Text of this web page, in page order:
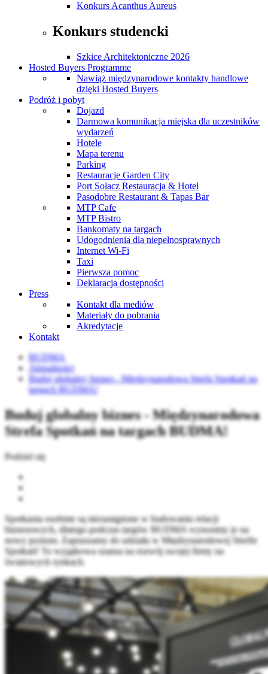
Konkurs Acanthus Aureus
Konkurs studencki
Szkice Architektoniczne 2026
Hosted Buyers Programme
Nawiąż międzynarodowe kontakty handlowe
dzięki Hosted Buyers
Podróż i pobyt
Dojazd
Darmowa komunikacja miejska dla uczestników
wydarzeń
Hotele
Mapa terenu
Parking
Restauracje Garden City
Port Sołacz Restauracja & Hotel
Pasodobre Restaurant & Tapas Bar
MTP Cafe
MTP Bistro
Bankomaty na targach
Udogodnienia dla niepełnosprawnych
Internet Wi-Fi
Taxi
Pierwsza pomoc
Deklaracja dostępności
Press
Kontakt dla mediów
Materiały do pobrania
Akredytacje
Kontakt
BUDMA
Aktualności
Buduj globalny biznes - Międzynarodowa Strefa Spotkań na
targach BUDMA!
Buduj globalny biznes - Międzynarodowa
Strefa Spotkań na targach BUDMA!
Podziel się
Spotkania osobiste są niezastąpione w budowaniu relacji
biznesowych, dlatego podczas targów BUDMA wynosimy je na
nowy poziom. Zapraszamy do udziału w Międzynarodowej Strefie
Spotkań! To wyjątkowa szansa na rozwój swojej firmy na
światowych rynkach.